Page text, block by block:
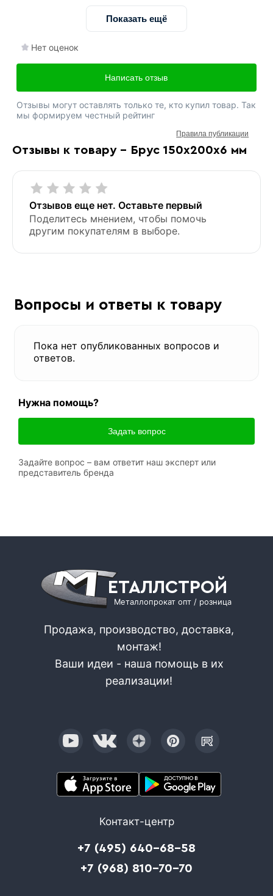
Показать ещё
Отзывы к товару - Брус 150х200х6 мм
Отзывов еще нет. Оставьте первый
Поделитесь мнением, чтобы помочь
другим покупателям в выборе.
Нет оценок
Написать отзыв
Отзывы могут оставлять только те, кто купил товар. Так
мы формируем честный рейтинг
Правила публикации
Вопросы и ответы к товару
Пока нет опубликованных вопросов и
ответов.
Нужна помощь?
Задать вопрос
Задайте вопрос – вам ответит наш эксперт или
представитель бренда
ЕТАЛЛСТРОЙ
Металлопрокат опт / розница
Продажа, производство, доставка,
монтаж!
Ваши идеи - наша помощь в их
реализации!
Контакт-центр
+7 (495) 640-68-58
+7 (968) 810-70-70